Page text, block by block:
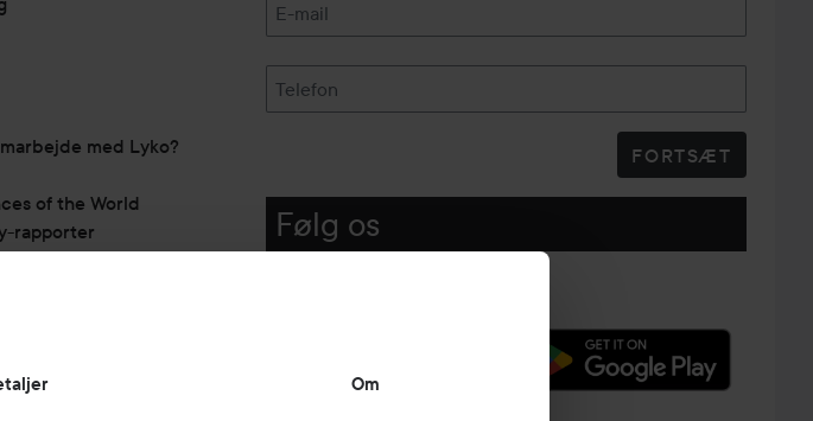
Om
med Lyko?
of the World
rapporter
E-mail
Telefon
FORTSÆT
Følg os